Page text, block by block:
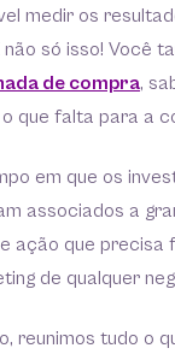
medir os
não só isso! Você
de compra,
que falta para a
em que os
associados a
ação que precisa
de qualquer
reunimos tudo o